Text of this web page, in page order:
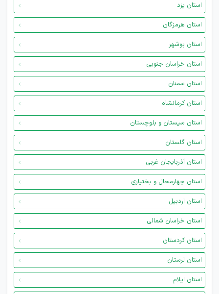
استان یزد
استان هرمزگان
استان بوشهر
استان خراسان جنوبی
استان سمنان
استان کرمانشاه
استان سیستان و بلوچستان
استان گلستان
استان آذربایجان غربی
استان چهارمحال و بختیاری
استان اردبیل
استان خراسان شمالی
استان کردستان
استان لرستان
استان ایلام